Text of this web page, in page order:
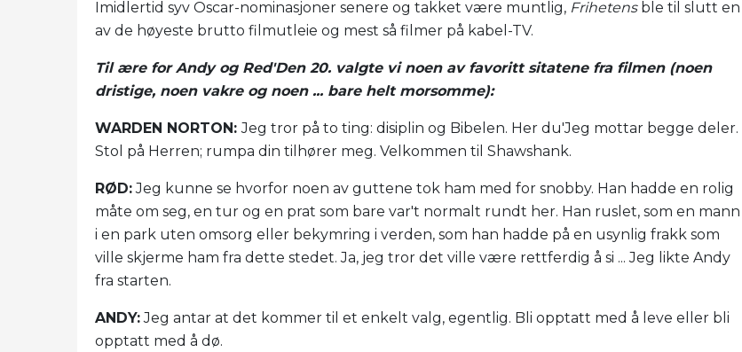
Imidlertid syv Oscar-nominasjoner senere og takket være muntlig, Frihetensble til slutt en
av de høyeste brutto filmutleie og mest så filmer på kabel-TV.
Til ære for Andy og Red'Den 20. valgte vi noen av favoritt sitatene fra filmen (noen
dristige, noen vakre og noen ... bare helt morsomme):
WARDEN NORTON:Jeg tror på to ting: disiplin og Bibelen. Her du'Jeg mottar begge deler.
Stol på Herren; rumpa din tilhører meg. Velkommen til Shawshank.
RØD:Jeg kunne se hvorfor noen av guttene tok ham med for snobby. Han hadde en rolig
måte om seg, en tur og en prat som bare var't normalt rundt her. Han ruslet, som en mann
i en park uten omsorg eller bekymring i verden, som han hadde på en usynlig frakk som
ville skjerme ham fra dette stedet. Ja, jeg tror det ville være rettferdig å si ... Jeg likte Andy
fra starten.
ANDY:Jeg antar at det kommer til et enkelt valg, egentlig. Bli opptatt med å leve eller bli
opptatt med å dø.